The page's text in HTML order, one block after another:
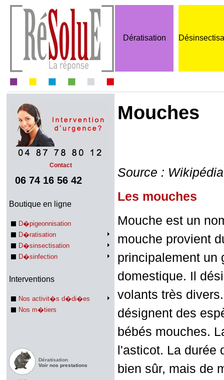
Dératisation
Contact
06 74 16 56 42
Boutique en ligne
D�pigeonnisation
D�ratisation
D�sinsectisation
D�sinfection
Interventions
Nos activit�s d�di�es
Nos m�tiers
Dératisation
Voir nos prestations
Mouches
Source : Wikipédia
Les mouches
Mouche est un
mouche provient
principalement un
domestique. Il
volants très
désignent des
bébés mouches.
l'asticot. La durée
bien sûr, mais de